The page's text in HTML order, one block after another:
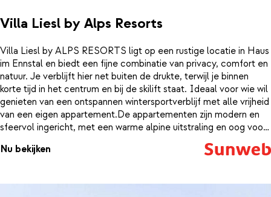
Villa Liesl by Alps Resorts
Villa Liesl by ALPS RESORTS ligt op een rustige locatie in Haus
im Ennstal en biedt een fijne combinatie van privacy, comfort en
natuur. Je verblijft hier net buiten de drukte, terwijl je binnen
korte tijd in het centrum en bij de skilift staat. Ideaal voor wie wil
genieten van een ontspannen wintersportverblijf met alle vrijheid
van een eigen appartement.De appartementen zijn modern en
sfeervol ingericht, met een warme alpine uitstraling en oog voor
detail. Natuurlijke materialen, lichte ruimtes en grote ramen
zorgen voor een aangename en uitnodigende sfeer. De volledig
Nu bekijken